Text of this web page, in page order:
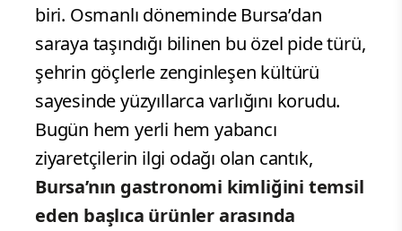
biri. Osmanlı döneminde Bursa’dan
saraya taşındığı bilinen bu özel pide türü,
şehrin göçlerle zenginleşen kültürü
sayesinde yüzyıllarca varlığını korudu.
Bugün hem yerli hem yabancı
ziyaretçilerin ilgi odağı olan cantık,
Bursa’nın gastronomi kimliğini temsil
eden başlıca ürünler arasında